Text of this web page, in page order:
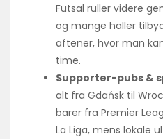
Futsal ruller videre
og mange haller
aftener, hvor man
time.
Supporter-pubs &
alt fra Gdańsk til
barer fra Premier
La Liga, mens lokale